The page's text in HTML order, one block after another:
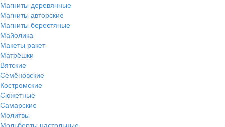
Магниты деревянные
Магниты авторские
Магниты берестяные
Майолика
Макеты ракет
Матрёшки
Вятские
Семёновские
Костромские
Сюжетные
Самарские
Молитвы
Мольберты настольные